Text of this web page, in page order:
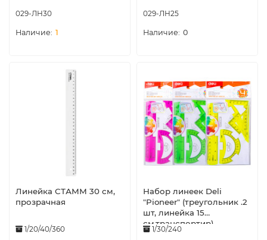
029-ЛН30
1
029-ЛН25
0
Линейка СТАММ 30 см,
прозрачная
1/20/40/360
Набор линеек Deli
"Pioneer" (треугольник .2
шт, линейка 15
см,транспортир),
ассорти
1/30/240